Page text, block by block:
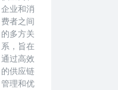
企业和消
费者之间
的多方关
系，旨在
通过高效
的供应链
管理和优